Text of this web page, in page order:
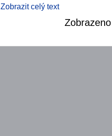
Zobrazit celý text